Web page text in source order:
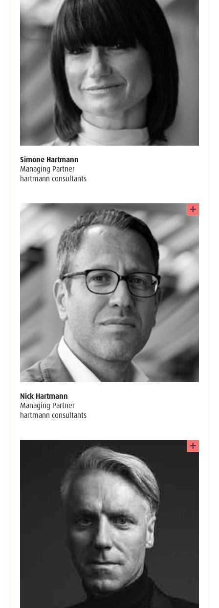
Simone Hartmann
Managing Partner
hartmann consultants
Nick Hartmann
Managing Partner
hartmann consultants